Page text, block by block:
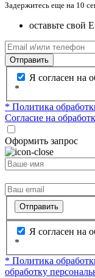
Задержитесь еще на 10
оставьте свой
Отправить
Я согласен на
*
* Политика
Согласие на
Оформить запрос
Отправить
Я согласен на
*
* Политика
обработку